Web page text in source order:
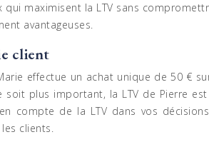
qui maximisent la LTV sans
avantageuses.
client
effectue un achat unique de 50
soit plus important, la LTV de Pierre
compte de la LTV dans vos
clients.